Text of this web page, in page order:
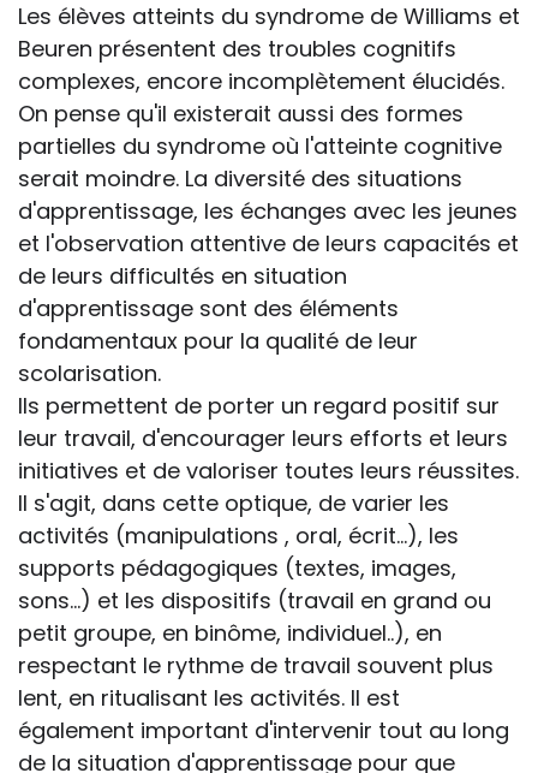
Les élèves atteints du syndrome de Williams et
Beuren présentent des troubles cognitifs
complexes, encore incomplètement élucidés.
On pense qu'il existerait aussi des formes
partielles du syndrome où l'atteinte cognitive
serait moindre. La diversité des situations
d'apprentissage, les échanges avec les jeunes
et l'observation attentive de leurs capacités et
de leurs difficultés en situation
d'apprentissage sont des éléments
fondamentaux pour la qualité de leur
scolarisation.
Ils permettent de porter un regard positif sur
leur travail, d'encourager leurs efforts et leurs
initiatives et de valoriser toutes leurs réussites.
Il s'agit, dans cette optique, de varier les
activités (manipulations , oral, écrit...), les
supports pédagogiques (textes, images,
sons...) et les dispositifs (travail en grand ou
petit groupe, en binôme, individuel..), en
respectant le rythme de travail souvent plus
lent, en ritualisant les activités. Il est
également important d'intervenir tout au long
de la situation d'apprentissage pour que